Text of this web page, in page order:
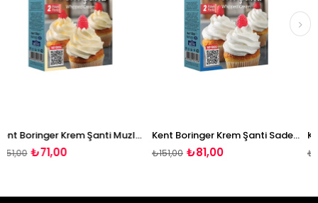
Kent Boringer Krem Şanti Muzlu 150 Gr Kent Boringer Krem Şanti Sade 150 Gr
₺81,00